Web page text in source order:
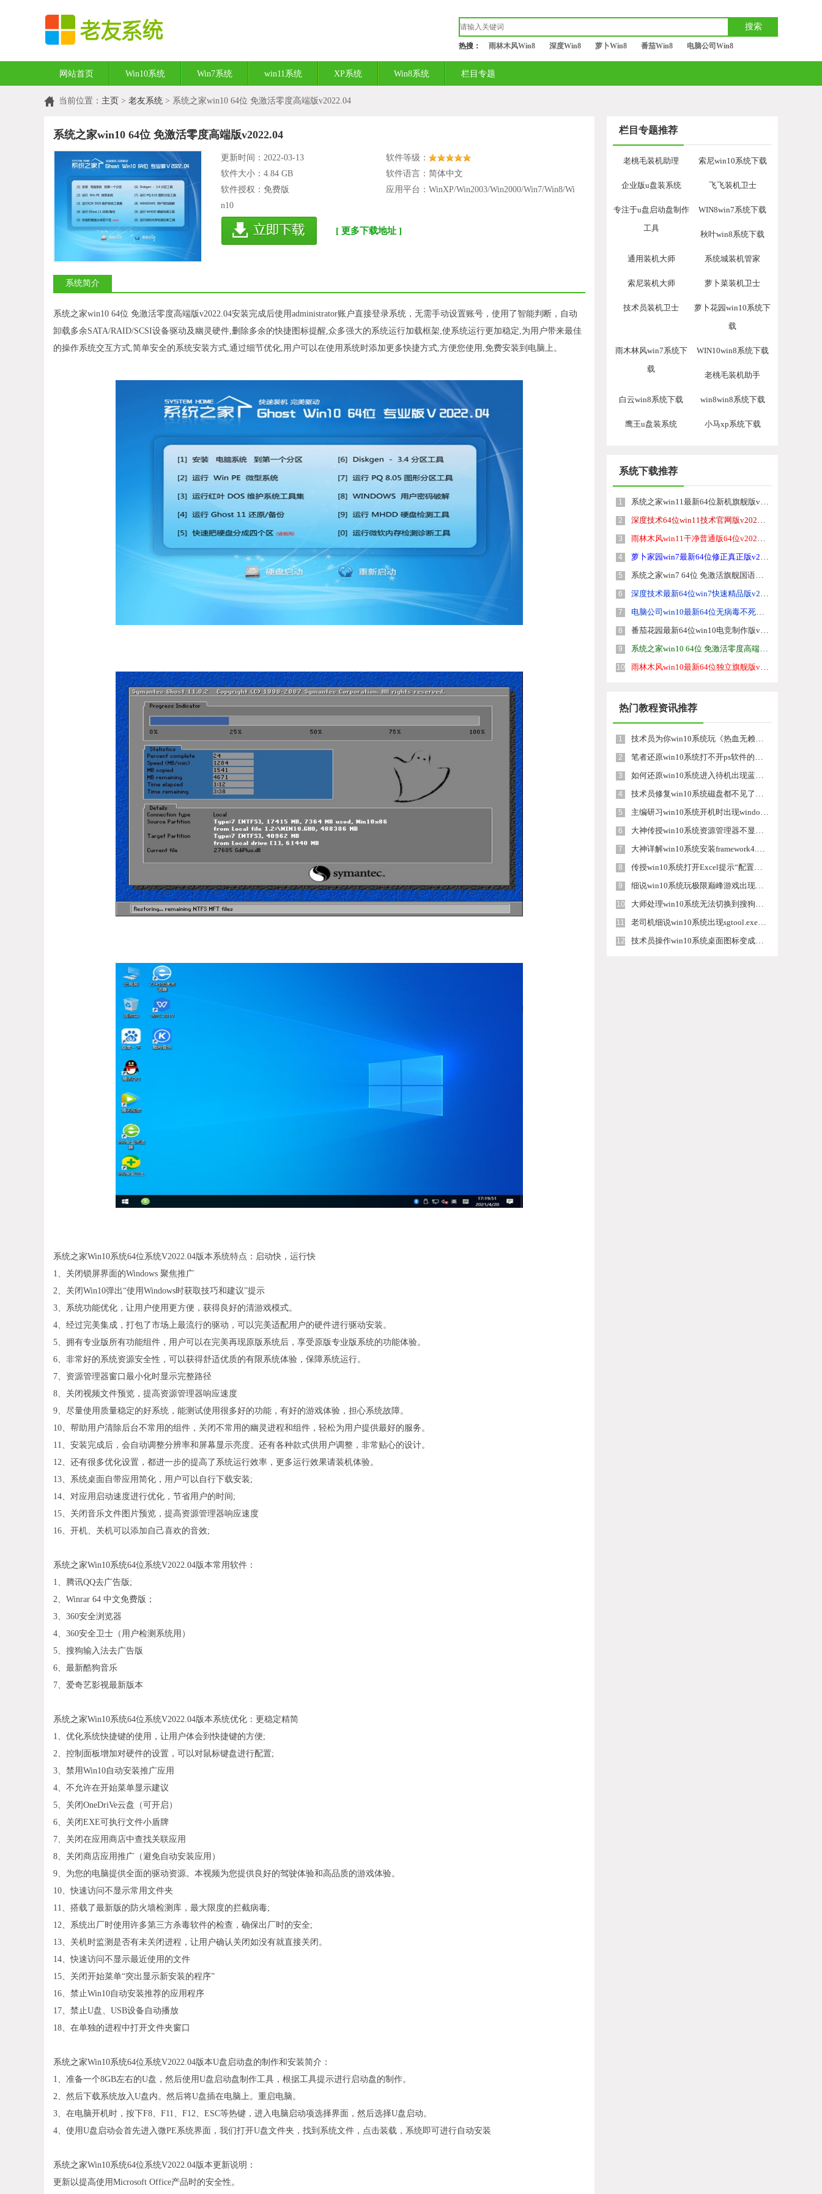
热搜： 雨林木风Win8 深度Win8 萝卜Win8 番茄Win8 电脑公司Win8
网站首页 Win10系统 Win7系统 win11系统 XP系统 Win8系统 栏目专题
当前位置： 主页 > 老友系统 > 系统之家win10 64位 免激活零度高端版v2022.04
系统之家win10 64位 免激活零度高端版v2022.04
更新时间：2022-03-13
软件大小： 4.84 GB
软件授权：免费版
软件等级：
软件语言：简体中文
应用平台：WinXP/Win2003/Win2000/Win7/Win8/Wi
n10
[ 更多下载地址 ]
系统简介
系统之家win10 64位 免激活零度高端版v2022.04安装完成后使用administrator账户直接登录系统，无需手动设置账号，使用了智能判断，自动
卸载多余SATA/RAID/SCSI设备驱动及幽灵硬件,删除多余的快捷图标提醒,众多强大的系统运行加载框架,使系统运行更加稳定,为用户带来最佳
的操作系统交互方式,简单安全的系统安装方式,通过细节优化,用户可以在使用系统时添加更多快捷方式,方便您使用,免费安装到电脑上。
系统之家Win10系统64位系统V2022.04版本系统特点：启动快，运行快
1、关闭锁屏界面的Windows 聚焦推广
2、关闭Win10弹出“使用Windows时获取技巧和建议”提示
3、系统功能优化，让用户使用更方便，获得良好的清游戏模式。
4、经过完美集成，打包了市场上最流行的驱动，可以完美适配用户的硬件进行驱动安装。
5、拥有专业版所有功能组件，用户可以在完美再现原版系统后，享受原版专业版系统的功能体验。
6、非常好的系统资源安全性，可以获得舒适优质的有限系统体验，保障系统运行。
7、资源管理器窗口最小化时显示完整路径
8、关闭视频文件预览，提高资源管理器响应速度
9、尽量使用质量稳定的好系统，能测试使用很多好的功能，有好的游戏体验，担心系统故障。
10、帮助用户清除后台不常用的组件，关闭不常用的幽灵进程和组件，轻松为用户提供最好的服务。
11、安装完成后，会自动调整分辨率和屏幕显示亮度。还有各种款式供用户调整，非常贴心的设计。
12、还有很多优化设置，都进一步的提高了系统运行效率，更多运行效果请装机体验。
13、系统桌面自带应用简化，用户可以自行下载安装;
14、对应用启动速度进行优化，节省用户的时间;
15、关闭音乐文件图片预览，提高资源管理器响应速度
16、开机、关机可以添加自己喜欢的音效;
系统之家Win10系统64位系统V2022.04版本常用软件：
1、腾讯QQ去广告版;
2、Winrar 64 中文免费版；
3、360安全浏览器
4、360安全卫士（用户检测系统用）
5、搜狗输入法去广告版
6、最新酷狗音乐
7、爱奇艺影视最新版本
系统之家Win10系统64位系统V2022.04版本系统优化：更稳定精简
1、优化系统快捷键的使用，让用户体会到快捷键的方便;
2、控制面板增加对硬件的设置，可以对鼠标键盘进行配置;
3、禁用Win10自动安装推广应用
4、不允许在开始菜单显示建议
5、关闭OneDriVe云盘（可开启）
6、关闭EXE可执行文件小盾牌
7、关闭在应用商店中查找关联应用
8、关闭商店应用推广（避免自动安装应用）
9、为您的电脑提供全面的驱动资源。本视频为您提供良好的驾驶体验和高品质的游戏体验。
10、快速访问不显示常用文件夹
11、搭载了最新版的防火墙检测库，最大限度的拦截病毒;
12、系统出厂时使用许多第三方杀毒软件的检查，确保出厂时的安全;
13、关机时监测是否有未关闭进程，让用户确认关闭如没有就直接关闭。
14、快速访问不显示最近使用的文件
15、关闭开始菜单“突出显示新安装的程序”
16、禁止Win10自动安装推荐的应用程序
17、禁止U盘、USB设备自动播放
18、在单独的进程中打开文件夹窗口
系统之家Win10系统64位系统V2022.04版本U盘启动盘的制作和安装简介：
1、准备一个8GB左右的U盘，然后使用U盘启动盘制作工具，根据工具提示进行启动盘的制作。
2、然后下载系统放入U盘内。然后将U盘插在电脑上。重启电脑。
3、在电脑开机时，按下F8、F11、F12、ESC等热键，进入电脑启动项选择界面，然后选择U盘启动。
4、使用U盘启动会首先进入微PE系统界面，我们打开U盘文件夹，找到系统文件，点击装载，系统即可进行自动安装
系统之家Win10系统64位系统V2022.04版本更新说明：
更新以提高使用Microsoft Office产品时的安全性。
栏目专题推荐
老桃毛装机助理 索尼win10系统下载
企业版u盘装系统 飞飞装机卫士
专注于u盘启动盘制作
工具
WIN8win7系统下载
秋叶win8系统下载
通用装机大师 系统城装机管家
索尼装机大师 萝卜菜装机卫士
技术员装机卫士
萝卜花园win10系统下
载
雨木林风win7系统下
载
WIN10win8系统下载
老桃毛装机助手
白云win8系统下载 win8win8系统下载
鹰王u盘装系统 小马xp系统下载
系统下载推荐
1 系统之家win11最新64位新机旗舰版v2022.04
2 深度技术64位win11技术官网版v2022.04
3 雨林木风win11干净普通版64位v2022.04
4 萝卜家园win7最新64位修正真正版v2022.04
5 系统之家win7 64位 免激活旗舰国语版v2022.04
6 深度技术最新64位win7快速精品版v2022.04
7 电脑公司win10最新64位无病毒不死机版v2022.04
8 番茄花园最新64位win10电竞制作版v2022.04
9 系统之家win10 64位 免激活零度高端版v2022.04
10 雨林木风win10最新64位独立旗舰版v2022.04
热门教程资讯推荐
1 技术员为你win10系统玩《热血无赖》游戏突然闪退的教程
2 笔者还原win10系统打不开ps软件的教程
3 如何还原win10系统进入待机出现蓝屏的方案
4 技术员修复win10系统磁盘都不见了的步骤
5 主编研习win10系统开机时出现windows setup的步骤
6 大神传授win10系统资源管理器不显示菜单栏的步骤
7 大神详解win10系统安装framework4.5失败的教程
8 传授win10系统打开Excel提示“配置标识不正确，系统无法开始服务
9 细说win10系统玩极限巅峰游戏出现闪退的方案
10 大师处理win10系统无法切换到搜狗输入法的技巧
11 老司机细说win10系统出现sgtool.exe应用程序错误的方法
12 技术员操作win10系统桌面图标变成一样的步骤